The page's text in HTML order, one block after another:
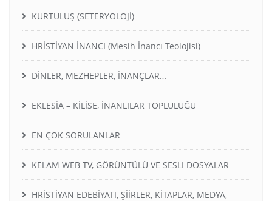
KURTULUŞ (SETERYOLOJİ)
HRİSTİYAN İNANCI (Mesih İnancı Teolojisi)
DİNLER, MEZHEPLER, İNANÇLAR…
EKLESİA – KİLİSE, İNANLILAR TOPLULUĞU
EN ÇOK SORULANLAR
KELAM WEB TV, GÖRÜNTÜLÜ VE SESLI DOSYALAR
HRİSTİYAN EDEBİYATI, ŞİİRLER, KİTAPLAR, MEDYA,